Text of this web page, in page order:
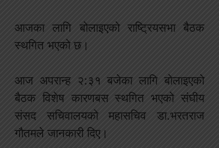
आजका लागि बोलाइएको राष्ट्रियसभा बैठक
स्थगित भएको छ।
आज अपरान्ह २:३१ बजेका लागि बोलाइएको
बैठक विशेष कारणबस स्थगित भएको संघीय
संसद सचिवालयको महासचिव डा.भरतराज
गौतमले जानकारी दिए।